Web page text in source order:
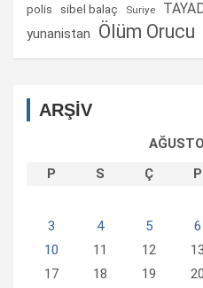
polis sibel balaç Suriye
yunanistan
Ölüm Orucu
ARŞİV
P
S Ç P
3
4 5 6
10
11 12 13
17
18 19 20